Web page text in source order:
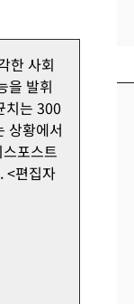
한 사회
을 발휘
치는 300
상황에서
포스트
<편집자